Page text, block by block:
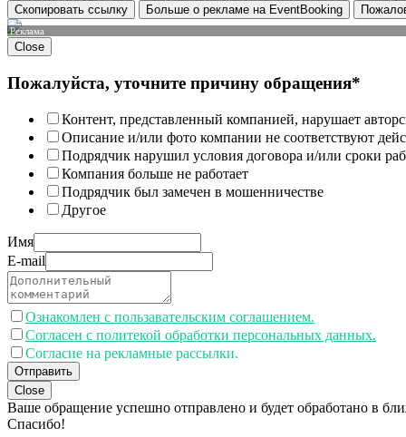
Скопировать ссылку Больше о рекламе на EventBooking
Реклама
Close
Пожалуйста, уточните причину обращения*
Контент, представленный компанией, нарушает
Описание и/или фото компании не соответствуют
Подрядчик нарушил условия договора и/или сроки
Компания больше не работает
Подрядчик был замечен в мошенничестве
Другое
Имя
E-mail
Ознакомлен с пользавательским соглашением.
Согласен с политекой обработки персональных данных.
Согласие на рекламные рассылки.
Отправить
Close
Ваше обращение успешно отправлено и будет обработано в
Спасибо!